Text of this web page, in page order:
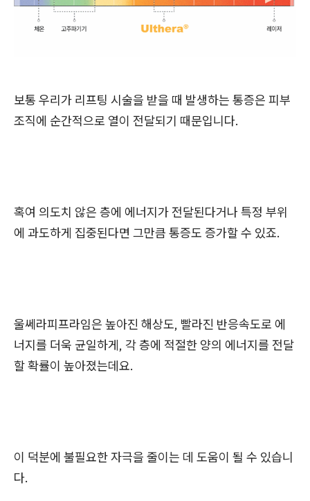
보통 우리가 리프팅 시술을 받을 때 발생하는 통증은 피부
조직에 순간적으로 열이 전달되기 때문입니다.
혹여 의도치 않은 층에 에너지가 전달된다거나 특정 부위
에 과도하게 집중된다면 그만큼 통증도 증가할 수 있죠.
울쎄라피프라임은 높아진 해상도, 빨라진 반응속도로 에
너지를 더욱 균일하게, 각 층에 적절한 양의 에너지를 전달
할 확률이 높아졌는데요.
이 덕분에 불필요한 자극을 줄이는 데 도움이 될 수 있습니
다.